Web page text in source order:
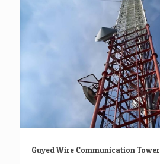
Guyed Wire Communication Tower